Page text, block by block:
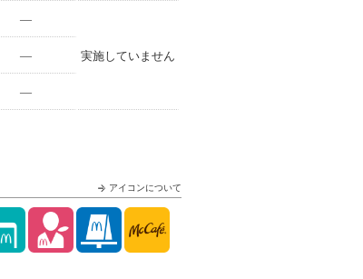
—
実施していません
—
—
アイコンについて